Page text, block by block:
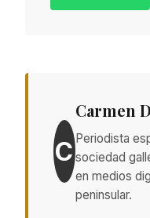
C
Carmen
Periodista
sociedad
en medios
peninsular.